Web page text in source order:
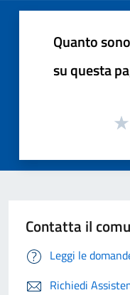
Quanto
su questa
Contatta il
Leggi le
Richiedi